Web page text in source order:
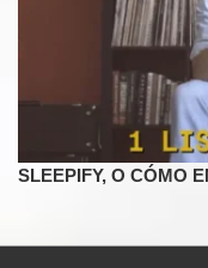
SLEEPIFY, O CÓMO